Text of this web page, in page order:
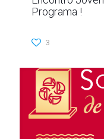
Programa !
3